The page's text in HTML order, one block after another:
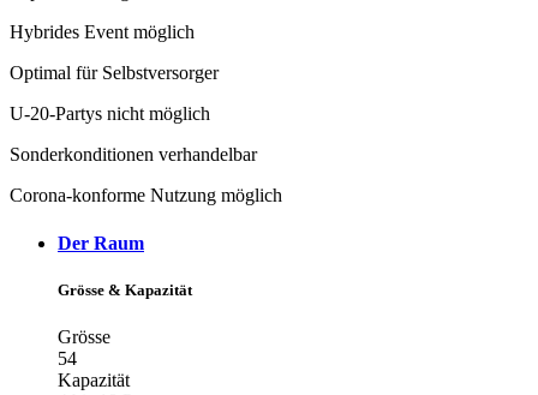
Hybrides Event möglich
Optimal für Selbstversorger
U-20-Partys nicht möglich
Sonderkonditionen verhandelbar
Corona-konforme Nutzung möglich
Der Raum
Grösse & Kapazität
Grösse
54
Kapazität